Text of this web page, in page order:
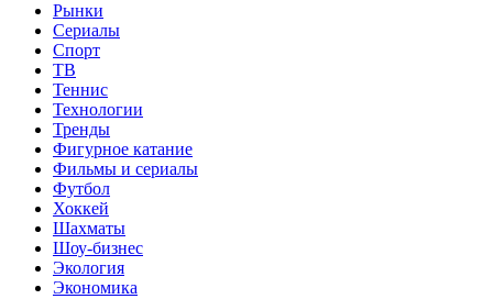
Рынки
Сериалы
Спорт
ТВ
Теннис
Технологии
Тренды
Фигурное катание
Фильмы и сериалы
Футбол
Хоккей
Шахматы
Шоу-бизнес
Экология
Экономика